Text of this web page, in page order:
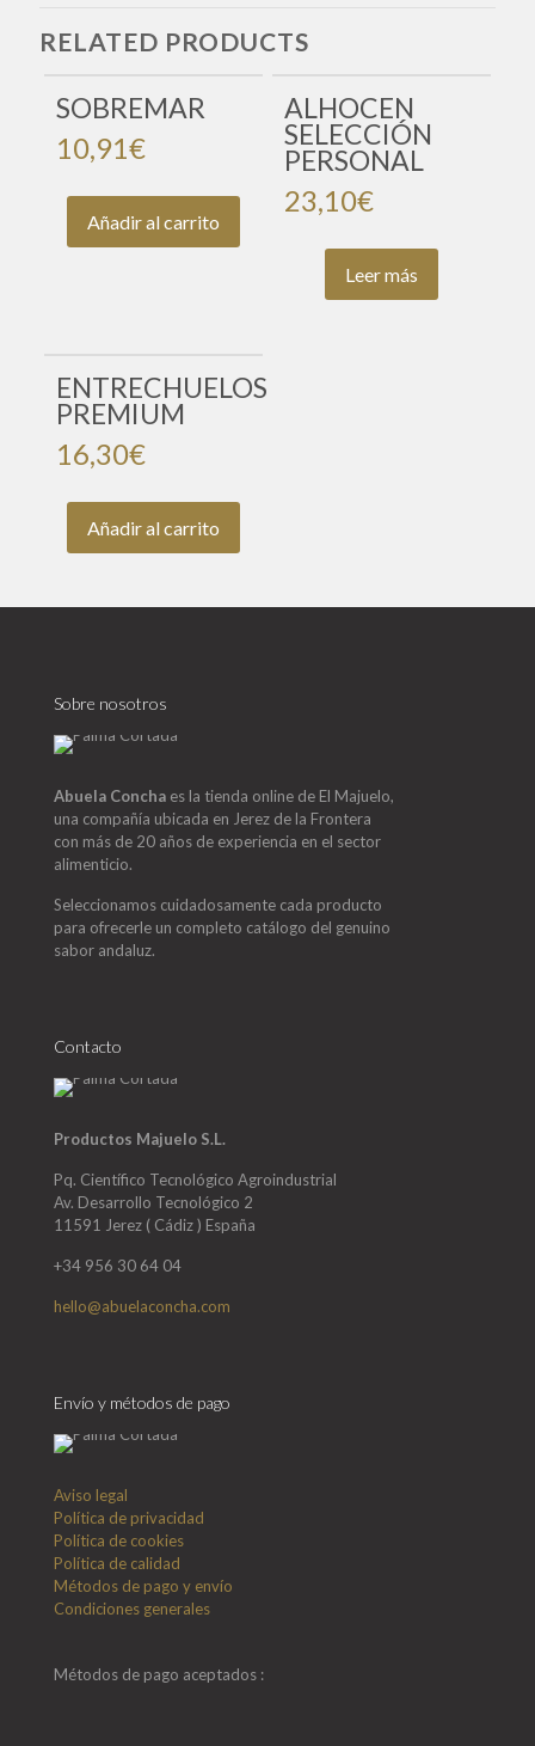
RELATED PRODUCTS
SOBREMAR
10,91€
Añadir al carrito
ALHOCEN
SELECCIÓN
PERSONAL
23,10€
Leer más
ENTRECHUELOS
PREMIUM
16,30€
Añadir al carrito
Sobre nosotros
Abuela Concha es la tienda online de El Majuelo,
una compañía ubicada en Jerez de la Frontera
con más de 20 años de experiencia en el sector
alimenticio.
Seleccionamos cuidadosamente cada producto
para ofrecerle un completo catálogo del genuino
sabor andaluz.
Contacto
Productos Majuelo S.L.
Pq. Científico Tecnológico Agroindustrial
Av. Desarrollo Tecnológico 2
11591 Jerez ( Cádiz ) España
+34 956 30 64 04
hello@abuelaconcha.com
Envío y métodos de pago
Aviso legal
Política de privacidad
Política de cookies
Política de calidad
Métodos de pago y envío
Condiciones generales
Métodos de pago aceptados :